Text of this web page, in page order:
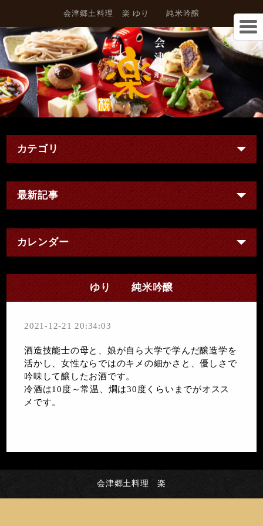
会津郷土料理 楽 ゆり 純米吟醸
カテゴリ
最新記事
カレンダー
ゆり 純米吟醸
2021-12-21 20:34:03
酒造技能士の母と、娘が自ら大学で学んだ醸造学を
活かし、女性ならではのキメの細かさと、優しさで
吟味して醸したお酒です。
冷酒は10度～常温、燗は30度くらいまでがオスス
メです。
会津郷土料理 楽